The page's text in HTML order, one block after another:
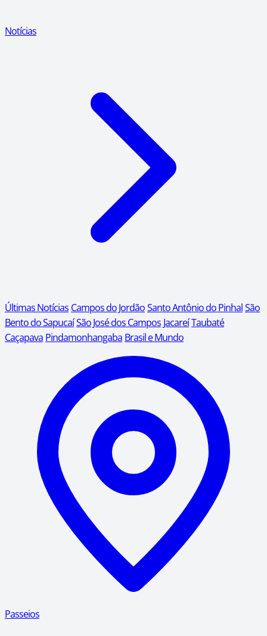
Notícias
Últimas Notícias Campos do JordãoSanto Antônio do PinhalSão
Bento do SapucaíSão José dos Campos JacareíTaubaté
Caçapava Pindamonhangaba Brasil e Mundo
Passeios